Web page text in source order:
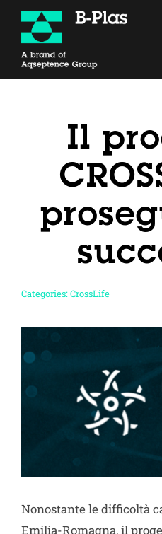
Salta
contenuto
Soluzione Tecnologica
Vantaggi
Modello B-Plas
Economia circolare
Progetto Cross Life
Contatti
Il
Categories:CrossLife
Nonostante le difficoltà
Emilia-Romagna, il